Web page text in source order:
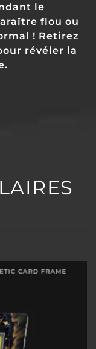
le
flou ou
! Retirez
révéler la